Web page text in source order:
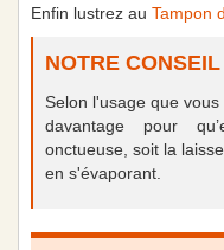
Enfin lustrez au Tampon
NOTRE CONSEIL
Selon l'usage que
davantage pour
onctueuse, soit la
en s'évaporant.